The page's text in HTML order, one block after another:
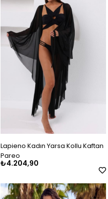
Lapieno Kadın Yarsa Kollu Kaftan
Pareo
₺4.204,90